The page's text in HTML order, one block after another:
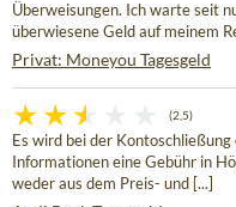
Überweisungen. Ich warte seit
überwiesene Geld auf meinem
Privat: Moneyou Tagesgeld
(2,5)
Es wird bei der
Informationen eine Gebühr in
weder aus dem Preis- und [...]